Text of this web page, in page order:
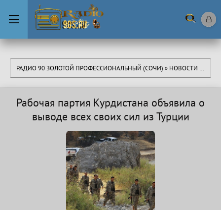
РАДИО 90 ЗОЛОТОЙ ПРОФЕССИОНАЛЬНЫЙ (СОЧИ) » НОВОСТИ
Рабочая партия Курдистана объявила о
выводе всех своих сил из Турции